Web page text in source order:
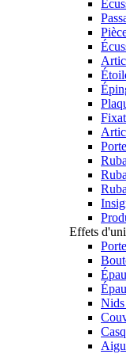
Effets